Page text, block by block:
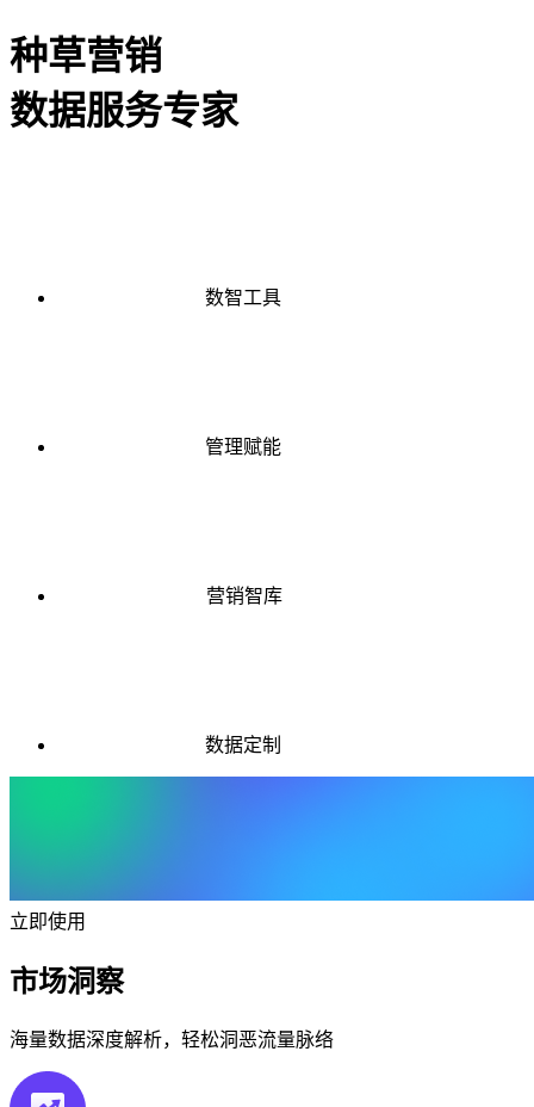
种草营销
数据服务专家
数智工具
管理赋能
营销智库
数据定制
立即使用
市场洞察
海量数据深度解析，轻松洞恶流量脉络